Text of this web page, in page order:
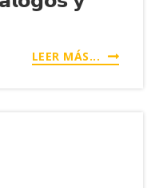
LEER MÁS...